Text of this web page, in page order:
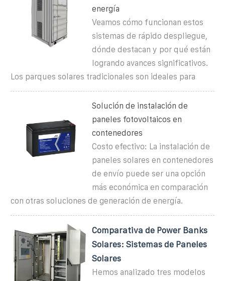
energía
Veamos cómo funcionan estos
sistemas de rápido despliegue,
dónde destacan y por qué están
logrando avances significativos.
Los parques solares tradicionales son ideales para
Solución de instalación de
paneles fotovoltaicos en
contenedores
Costo efectivo: La instalación de
paneles solares en contenedores
de envío puede ser una opción
más económica en comparación
con otras soluciones de generación de energía.
Comparativa de Power Banks
Solares: Sistemas de Paneles
Solares
Hemos analizado tres modelos